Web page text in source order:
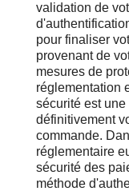
validation de
pour finaliser
provenant de
mesures de
réglementation
sécurité est
définitivement
commande.
réglementaire
sécurité des
méthode